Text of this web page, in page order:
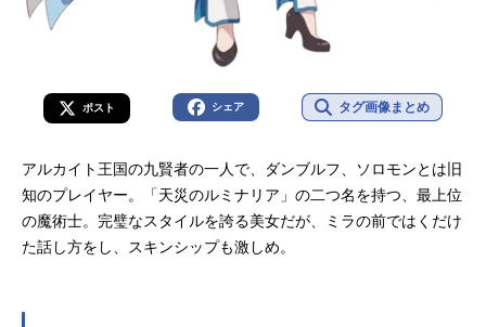
ポスト シェア タグ画像まとめ
アルカイト王国の九賢者の一人で、ダンブルフ、ソロモンとは旧
知のプレイヤー。「天災のルミナリア」の二つ名を持つ、最上位
の魔術士。完璧なスタイルを誇る美女だが、ミラの前ではくだけ
た話し方をし、スキンシップも激しめ。